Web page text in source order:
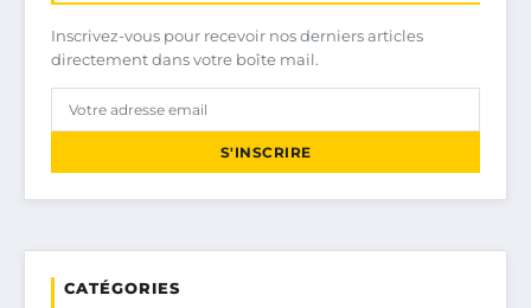
Inscrivez-vous pour recevoir nos derniers articles
directement dans votre boîte mail.
S'INSCRIRE
CATÉGORIES